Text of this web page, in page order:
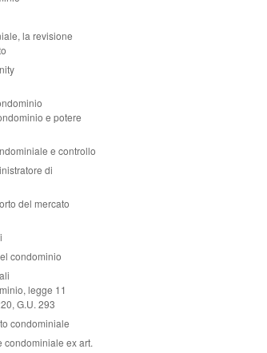
la revisione
e potere
e controllo
di
del mercato
condominio
legge 11
G.U. 293
condominiale
condominiale ex art.